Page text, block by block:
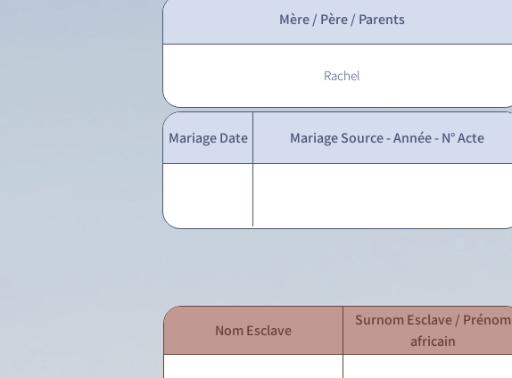
Mère / Père / Parents
Rachel
Mariage Date Mariage Source - Année - N° Acte
Nom Esclave
Surnom Esclave / Prénom
africain